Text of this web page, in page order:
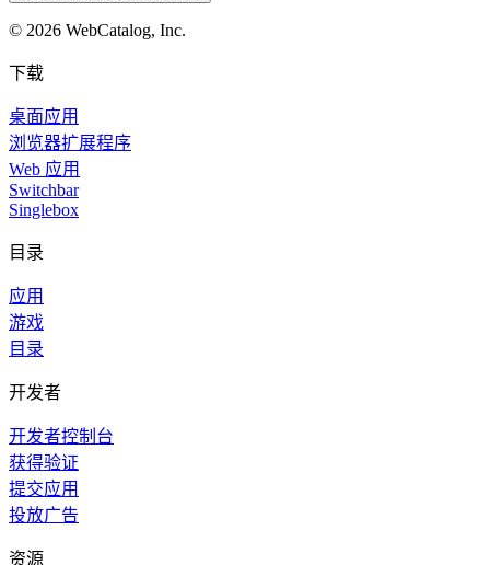
© 2026 WebCatalog, Inc.
下载
桌面应用
浏览器扩展程序
Web 应用
Switchbar
Singlebox
目录
应用
游戏
目录
开发者
开发者控制台
获得验证
提交应用
投放广告
资源